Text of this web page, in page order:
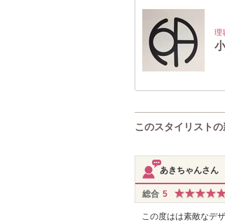
理
このスタイリスト
あきちゃんさん
総合 5
この度はは素敵なデ